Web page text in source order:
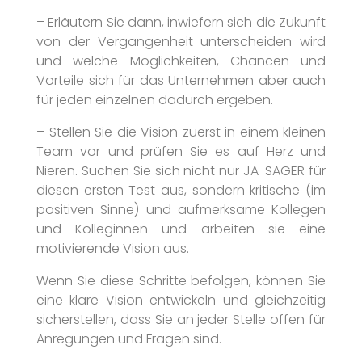
– Erläutern Sie dann, inwiefern sich die Zukunft
von der Vergangenheit unterscheiden wird
und welche Möglichkeiten, Chancen und
Vorteile sich für das Unternehmen aber auch
für jeden einzelnen dadurch ergeben.
– Stellen Sie die Vision zuerst in einem kleinen
Team vor und prüfen Sie es auf Herz und
Nieren. Suchen Sie sich nicht nur JA-SAGER für
diesen ersten Test aus, sondern kritische (im
positiven Sinne) und aufmerksame Kollegen
und Kolleginnen und arbeiten sie eine
motivierende Vision aus.
Wenn Sie diese Schritte befolgen, können Sie
eine klare Vision entwickeln und gleichzeitig
sicherstellen, dass Sie an jeder Stelle offen für
Anregungen und Fragen sind.